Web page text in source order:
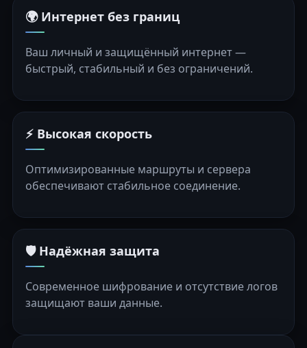
🌍 Интернет без границ
Ваш личный и защищённый интернет —
быстрый, стабильный и без ограничений.
⚡ Высокая скорость
Оптимизированные маршруты и сервера
обеспечивают стабильное соединение.
🛡️ Надёжная защита
Современное шифрование и отсутствие логов
защищают ваши данные.